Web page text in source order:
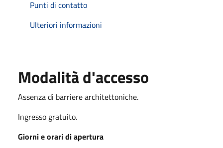
Punti di contatto
Ulteriori informazioni
Modalità d'accesso
Assenza di barriere architettoniche.
Ingresso gratuito.
Giorni e orari di apertura